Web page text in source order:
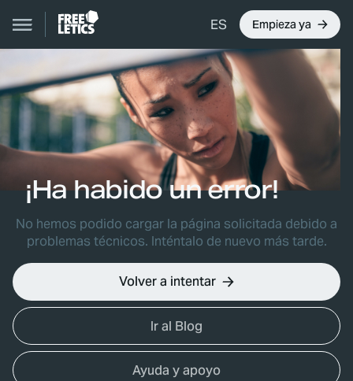
ES Empieza ya
¡Ha habido un error!
No hemos podido cargar la página solicitada debido a
problemas técnicos. Inténtalo de nuevo más tarde.
Volver a intentar
Ir al Blog
Ayuda y apoyo